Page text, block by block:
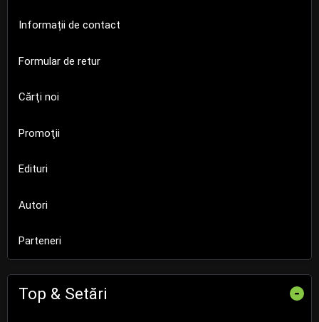
Informații de contact
Formular de retur
Cărţi noi
Promoţii
Edituri
Autori
Parteneri
Top & Setări -